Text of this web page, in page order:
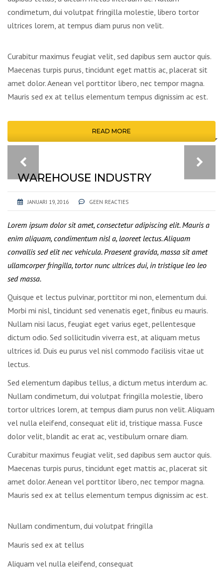
condimetum, dui volutpat fringilla molestie, libero tortor
ultrices lorem, at tempus diam purus non velit.
Curabitur maximus feugiat velit, sed dapibus sem auctor quis.
Maecenas turpis purus, tincidunt eget mattis ac, placerat sit
amet dolor. Aenean vel porttitor libero, nec tempor magna.
Mauris sed ex at tellus elementum tempus dignissim ac est.
READ MORE
WAREHOUSE INDUSTRY
JANUARI 19, 2016 GEEN REACTIES
Lorem ipsum dolor sit amet, consectetur adipiscing elit. Mauris a
enim aliquam, condimentum nisl a, laoreet lectus. Aliquam
convallis sed elit nec vehicula. Praesent gravida, massa sit amet
ullamcorper fringilla, tortor nunc ultrices dui, in tristique leo leo
sed massa.
Quisque et lectus pulvinar, porttitor mi non, elementum dui.
Morbi mi nisl, tincidunt sed venenatis eget, finibus eu mauris.
Nullam nisi lacus, feugiat eget varius eget, pellentesque
dictum odio. Sed sollicitudin viverra est, at aliquam metus
ultrices id. Duis eu purus vel nisl commodo facilisis vitae ut
lectus.
Sed elementum dapibus tellus, a dictum metus interdum ac.
Nullam condimetum, dui volutpat fringilla molestie, libero
tortor ultrices lorem, at tempus diam purus non velit. Aliquam
vel nulla eleifend, consequat elit id, tristique massa. Fusce
dolor velit, blandit ac erat ac, vestibulum ornare diam.
Curabitur maximus feugiat velit, sed dapibus sem auctor quis.
Maecenas turpis purus, tincidunt eget mattis ac, placerat sit
amet dolor. Aenean vel porttitor libero, nec tempor magna.
Mauris sed ex at tellus elementum tempus dignissim ac est.
Nullam condimentum, dui volutpat fringilla
Mauris sed ex at tellus
Aliquam vel nulla eleifend, consequat